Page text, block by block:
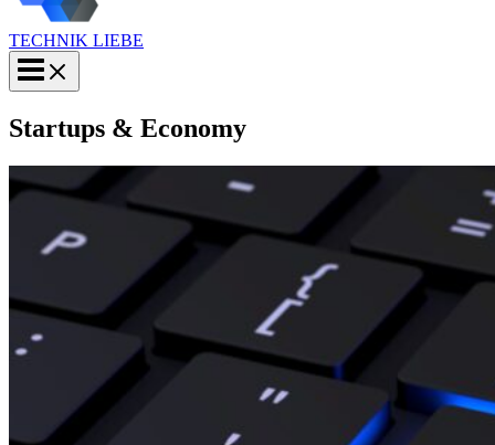
TECHNIK LIEBE
Startups & Economy